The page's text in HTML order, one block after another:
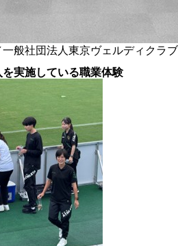
般社団法人東京ヴェルディクラブ
実施している職業体験